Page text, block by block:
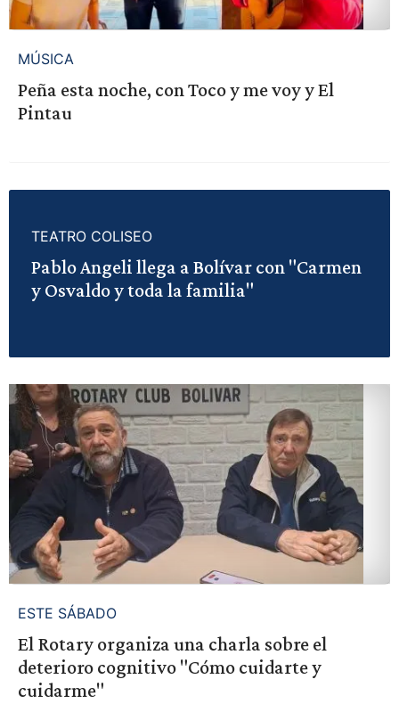
MÚSICA
Peña esta noche, con Toco y me voy y El
Pintau
TEATRO COLISEO
Pablo Angeli llega a Bolívar con "Carmen
y Osvaldo y toda la familia"
ESTE SÁBADO
El Rotary organiza una charla sobre el
deterioro cognitivo "Cómo cuidarte y
cuidarme"